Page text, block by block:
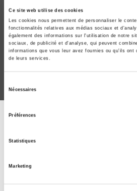
Ce site web utilise des cookies
Les cookies nous permettent de personnaliser le
fonctionnalités relatives aux médias sociaux et
également des informations sur l'utilisation de notre
sociaux, de publicité et d'analyse, qui peuvent
informations que vous leur avez fournies ou qu'ils
de leurs services.
Nécessaires
Préférences
Statistiques
Marketing
La vie politique
Pour Pascal Perrineau
Piero Ignazi, Dominique Reynié